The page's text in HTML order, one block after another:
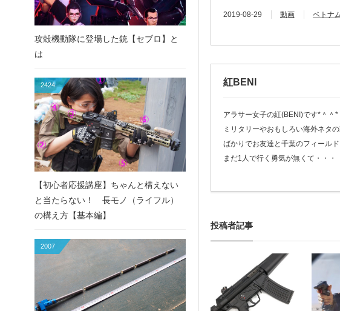
2019-08-29 動画 ベトナ
紅BENI
アラサー女子の紅(BENI)です*＾＾*
ミリタリーやおもしろい海外ネタ
ばかりでお友達と千葉のフィール
まだ1人で行く勇気が無くて・・・
投稿者記事
攻殻機動隊に登場した銃【セブロ】と
は
2424
【初心者応援講座】ちゃんと構えない
と当たらない！ 長モノ（ライフル）
の構え方【基本編】
2007